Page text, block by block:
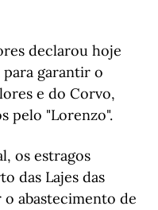
declarou hoje
garantir o
e do Corvo,
pelo "Lorenzo".
os estragos
das Lajes das
abastecimento de